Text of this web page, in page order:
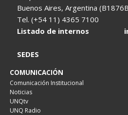
Buenos Aires, Argentina
Tel. (+54 11) 4365 7100
Listado de internos
SEDES
COMUNICACIÓN
Comunicación Institucional
Noticias
UNQtv
UNQ Radio